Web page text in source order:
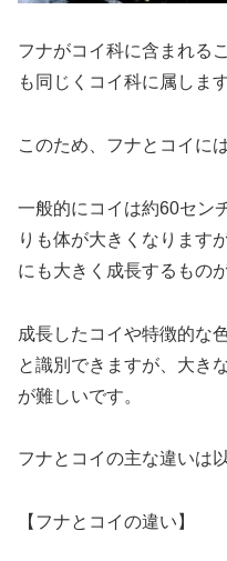
フナがコイ科に含まれる
も同じくコイ科に属します
このため、フナとコイに
一般的にコイは約60セン
りも体が大きくなります
にも大きく成長するもの
成長したコイや特徴的な
と識別できますが、大き
が難しいです。
フナとコイの主な違いは
【フナとコイの違い】